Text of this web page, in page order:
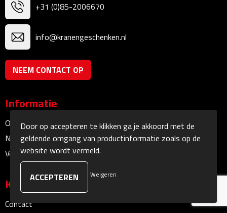
Sokken
Caps, Hoeden & Mutsen
Bandanas
Caps
Hoeden
Mutsen
Oorwarmers
Zonnekleppen
Handschoenen & Sjaals
+31 (0)85-2006670
info@kranengeschenken.nl
NEEM CONTACT OP
Informatie
Over ons
Nieuwsbrief
Veelgestelde vragen
Klantenservice
Contact
Door op accepteren te klikken ga je akkoord met de
geldende omgang van productinformatie zoals op de
website wordt vermeld.
Weigeren